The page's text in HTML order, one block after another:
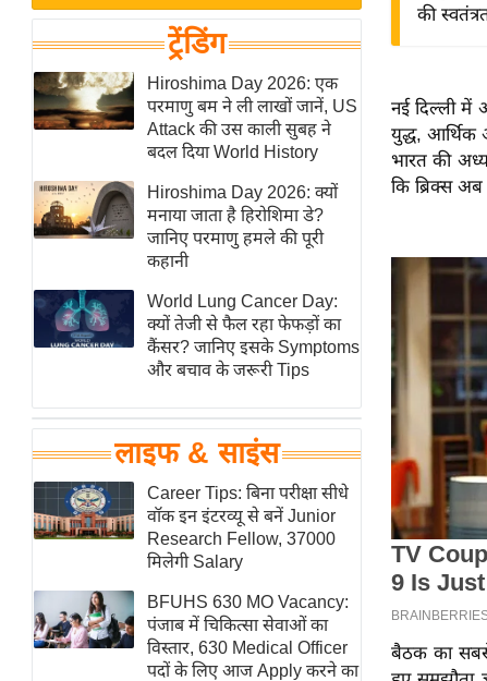
यंग इंडिया
साहित्य जगत
ऑटो वर्ल्ड
न्यूज ब्रीफ
मनोरंजन जगत
बॉलीवुड
हॉलीवुड
फिल्म समीक्षा
News
लाइफस्टाइल
टेक्नॉलॉजी
ब्यूटी/फैशन
घरेलू नुस्खे
पर्यटन स्थल
फिटनेस मंत्रा
रिलेशनशिप
विश्लेषण
समसामयिक
ट्रेंडिंग
Hiroshima Day 2026: एक
परमाणु बम ने ली लाखों जानें, US
Attack की उस काली सुबह ने
बदल दिया World History
Hiroshima Day 2026: क्यों
मनाया जाता है हिरोशिमा डे?
जानिए परमाणु हमले की पूरी
कहानी
World Lung Cancer Day:
क्यों तेजी से फैल रहा फेफड़ों का
कैंसर? जानिए इसके Symptoms
और बचाव के जरूरी Tips
लाइफ & साइंस
Career Tips: बिना परीक्षा सीधे
वॉक इन इंटरव्यू से बनें Junior
Research Fellow, 37000
मिलेगी Salary
BFUHS 630 MO Vacancy:
पंजाब में चिकित्सा सेवाओं का
विस्तार, 630 Medical Officer
पदों के लिए आज Apply करने का
की
नई दिल्ली में
युद्ध, आर्थिक
भारत की
कि ब्रिक्स अब
बैठक का